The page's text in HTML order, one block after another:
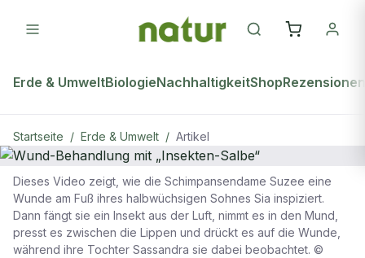
Erde & UmweltBiologieNachhaltigkeitShopRezensionen
Startseite / Erde & Umwelt / Artikel
ERDE & UMWELT
Wund-Behandlung mit „Insekten-
Salbe“
Dieses Video zeigt, wie die Schimpansendame Suzee eine
Wunde am Fuß ihres halbwüchsigen Sohnes Sia inspiziert.
Dann fängt sie ein Insekt aus der Luft, nimmt es in den Mund,
presst es zwischen die Lippen und drückt es auf die Wunde,
während ihre Tochter Sassandra sie dabei beobachtet. ©